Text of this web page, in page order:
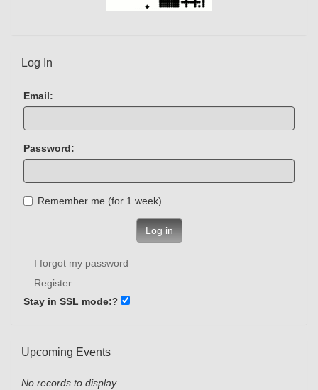
Log In
Email:
Password:
Remember me (for 1 week)
Log in
I forgot my password
Register
Stay in SSL mode:?
Upcoming Events
No records to display